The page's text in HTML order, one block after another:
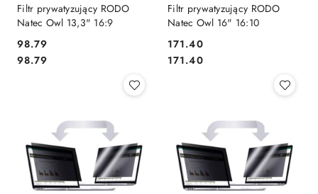
Filtr prywatyzujący RODO
Natec Owl 13,3" 16:9
Cena:
98.79
Cena:
98.79
Filtr prywatyzujący RODO
Natec Owl 16" 16:10
Cena:
171.40
Cena:
171.40